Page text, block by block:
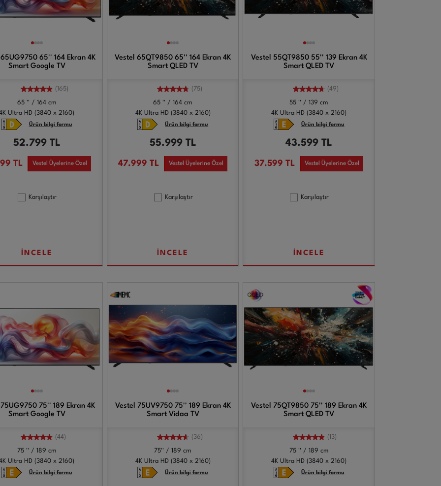
65'' 164 Ekran 4K
Smart Google TV
(165)
65 '' / 164 cm
Ultra HD (3840 x 2160)
Ürün bilgi formu
52.799 TL
TL Vestel Üyelerine Özel
Karşılaştır
İNCELE
Vestel 65QT9850 65'' 164 Ekran 4K
Smart QLED TV
(75)
65 '' / 164 cm
4K Ultra HD (3840 x 2160)
Ürün bilgi formu
55.999 TL
47.999TL Vestel Üyelerine Özel
Karşılaştır
İNCELE
Vestel 55QT9850 55'' 139 Ekran 4K
Smart QLED TV
(49)
55 '' / 139 cm
4K Ultra HD (3840 x 2160)
Ürün bilgi formu
43.599TL
37.599TL Vestel Üyelerine Özel
Karşılaştır
İNCELE
75'' 189 Ekran 4K
Smart Google TV
(44)
75 '' / 189 cm
Ultra HD (3840 x 2160)
Ürün bilgi formu
Vestel 75UV9750 75'' 189 Ekran 4K
Smart Vidaa TV
(36)
75'' / 189 cm
4K Ultra HD (3840 x 2160)
Ürün bilgi formu
Vestel 75QT9850 75'' 189 Ekran 4K
Smart QLED TV
(13)
75 '' / 189 cm
4K Ultra HD (3840 x 2160)
Ürün bilgi formu